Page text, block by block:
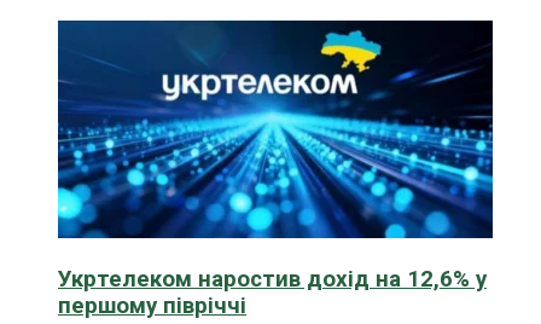
Укртелеком наростив дохід на 12,6% у
першому півріччі